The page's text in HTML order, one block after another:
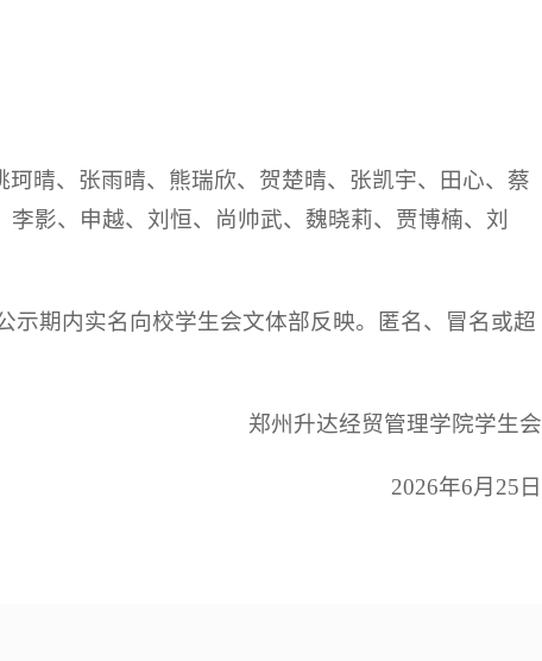
晴、张雨晴、熊瑞欣、贺楚晴、张凯宇、田心、蔡
影、申越、刘恒、尚帅武、魏晓莉、贾博楠、刘
期内实名向校学生会文体部反映。匿名、冒名或超
郑州升达经贸管理学院学生会
2026年6月25日